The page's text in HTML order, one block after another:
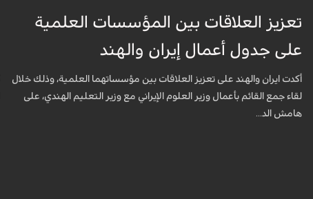
تعزيز العلاقات بين المؤسسات العلمية
على جدول أعمال إيران والهند
أكدت ايران والهند على تعزيز العلاقات بين مؤسساتهما العلمية، وذلك خلال
لقاء جمع القائم بأعمال وزير العلوم الإيراني مع وزير التعليم الهندي، على
هامش الد...